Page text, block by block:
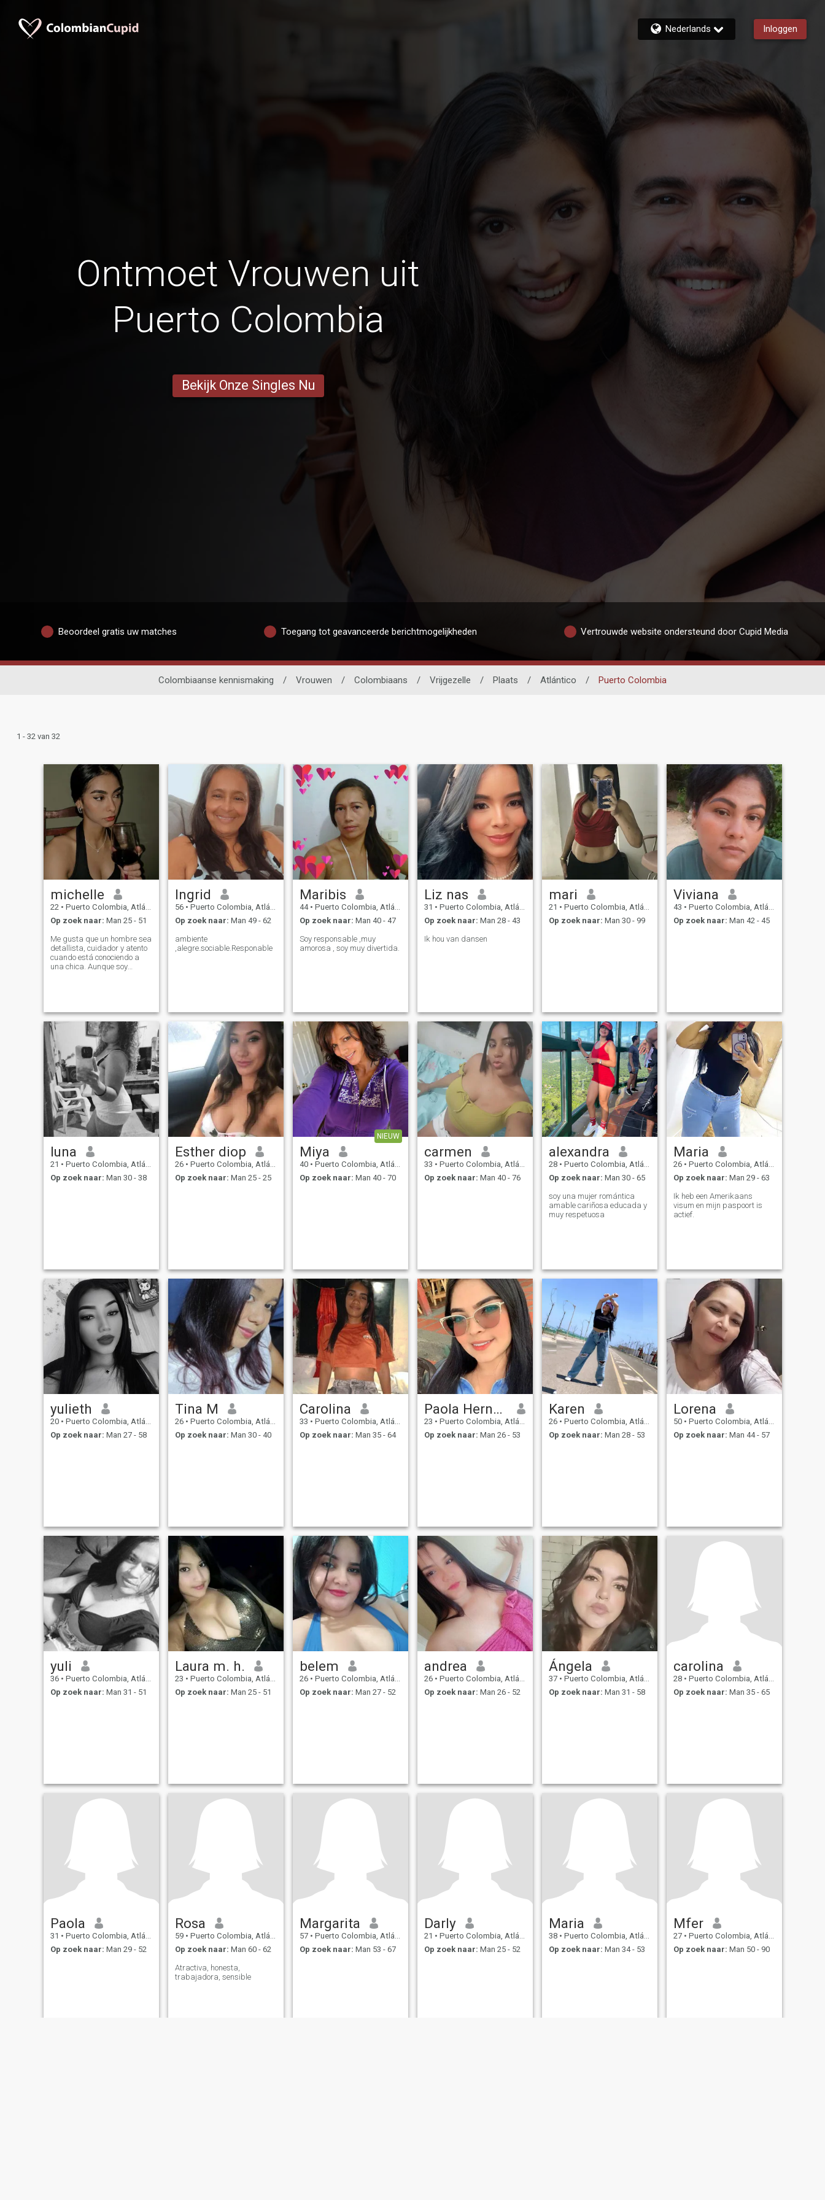
Nederlands Inloggen
Ontmoet Vrouwen uit
Puerto Colombia
Bekijk Onze Singles Nu
Beoordeel gratis uw matches Toegang tot geavanceerde berichtmogelijkheden Vertrouwde website ondersteund door Cupid Media
Colombiaanse kennismaking / Vrouwen / Colombiaans / Vrijgezelle / Plaats / Atlántico / Puerto Colombia
1 - 32 van 32
michelle
22 • Puerto Colombia, Atlántico, Colombia
Op zoek naar: Man 25 - 51
Me gusta que un hombre sea
detallista, cuidador y atento
cuando está conociendo a
una chica. Aunque soy
mí, los hechos hablan más
que las palabras. Me
Ingrid
56 • Puerto Colombia, Atlántico, Colombia
Op zoek naar: Man 49 - 62
ambiente
,alegre.sociable.Responable
Maribis
44 • Puerto Colombia, Atlántico, Colombia
Op zoek naar: Man 40 - 47
Soy responsable ,muy
amorosa , soy muy divertida.
Liz nas
31 • Puerto Colombia, Atlántico, Colombia
Op zoek naar: Man 28 - 43
Ik hou van dansen
mari
21 • Puerto Colombia, Atlántico, Colombia
Op zoek naar: Man 30 - 99
Viviana
43 • Puerto Colombia, Atlántico, Colombia
Op zoek naar: Man 42 - 45
luna
21 • Puerto Colombia, Atlántico, Colombia
Op zoek naar: Man 30 - 38
Esther diop
26 • Puerto Colombia, Atlántico, Colombia
Op zoek naar: Man 25 - 25
NIEUW
Miya
40 • Puerto Colombia, Atlántico, Colombia
Op zoek naar: Man 40 - 70
carmen
33 • Puerto Colombia, Atlántico, Colombia
Op zoek naar: Man 40 - 76
alexandra
28 • Puerto Colombia, Atlántico, Colombia
Op zoek naar: Man 30 - 65
soy una mujer romántica
amable cariñosa educada y
muy respetuosa
Maria
26 • Puerto Colombia, Atlántico, Colombia
Op zoek naar: Man 29 - 63
Ik heb een Amerikaans
visum en mijn paspoort is
actief.
yulieth
20 • Puerto Colombia, Atlántico, Colombia
Op zoek naar: Man 27 - 58
Tina M
26 • Puerto Colombia, Atlántico, Colombia
Op zoek naar: Man 30 - 40
Carolina
33 • Puerto Colombia, Atlántico, Colombia
Op zoek naar: Man 35 - 64
Paola Hernandez
23 • Puerto Colombia, Atlántico, Colombia
Op zoek naar: Man 26 - 53
Karen
26 • Puerto Colombia, Atlántico, Colombia
Op zoek naar: Man 28 - 53
Lorena
50 • Puerto Colombia, Atlántico, Colombia
Op zoek naar: Man 44 - 57
yuli
36 • Puerto Colombia, Atlántico, Colombia
Op zoek naar: Man 31 - 51
Laura m. h.
23 • Puerto Colombia, Atlántico, Colombia
Op zoek naar: Man 25 - 51
belem
26 • Puerto Colombia, Atlántico, Colombia
Op zoek naar: Man 27 - 52
andrea
26 • Puerto Colombia, Atlántico, Colombia
Op zoek naar: Man 26 - 52
Ángela
37 • Puerto Colombia, Atlántico, Colombia
Op zoek naar: Man 31 - 58
carolina
28 • Puerto Colombia, Atlántico, Colombia
Op zoek naar: Man 35 - 65
Paola
31 • Puerto Colombia, Atlántico, Colombia
Op zoek naar: Man 29 - 52
Rosa
59 • Puerto Colombia, Atlántico, Colombia
Op zoek naar: Man 60 - 62
Atractiva, honesta,
trabajadora, sensible
Margarita
57 • Puerto Colombia, Atlántico, Colombia
Op zoek naar: Man 53 - 67
Darly
21 • Puerto Colombia, Atlántico, Colombia
Op zoek naar: Man 25 - 52
Maria
38 • Puerto Colombia, Atlántico, Colombia
Op zoek naar: Man 34 - 53
Mfer
27 • Puerto Colombia, Atlántico, Colombia
Op zoek naar: Man 50 - 90